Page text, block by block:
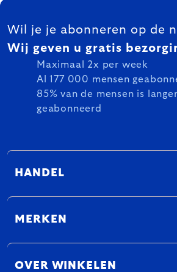
FOOTER
Wil je je abonneren op de
Wij geven u gratis
Maximaal 2x per week
Al 177 000 mensen
85% van de mensen is
geabonneerd
HANDEL
MERKEN
OVER WINKELEN